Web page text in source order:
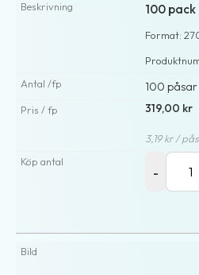
100
Format:
100 påsar
319,00 kr
3,19 kr /